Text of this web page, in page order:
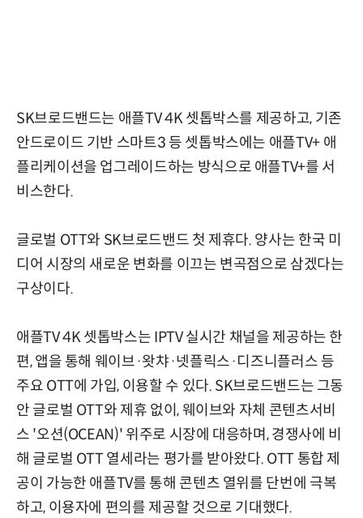
SK브로드밴드는 애플TV 4K 셋톱박스를 제공하고, 기존
안드로이드 기반 스마트3 등 셋톱박스에는 애플TV+ 애
플리케이션을 업그레이드하는 방식으로 애플TV+를 서
비스한다.
글로벌 OTT와 SK브로드밴드 첫 제휴다. 양사는 한국 미
디어 시장의 새로운 변화를 이끄는 변곡점으로 삼겠다는
구상이다.
애플TV 4K 셋톱박스는 IPTV 실시간 채널을 제공하는 한
편, 앱을 통해 웨이브·왓챠·넷플릭스·디즈니플러스 등
주요 OTT에 가입, 이용할 수 있다. SK브로드밴드는 그동
안 글로벌 OTT와 제휴 없이, 웨이브와 자체 콘텐츠서비
스 '오션(OCEAN)' 위주로 시장에 대응하며, 경쟁사에 비
해 글로벌 OTT 열세라는 평가를 받아왔다. OTT 통합 제
공이 가능한 애플TV를 통해 콘텐츠 열위를 단번에 극복
하고, 이용자에 편의를 제공할 것으로 기대했다.